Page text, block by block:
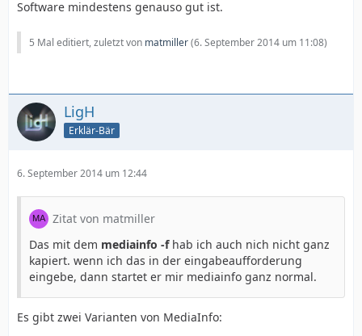
Software mindestens genauso gut ist.
5 Mal editiert, zuletzt von matmiller(6. September 2014 um 11:08)
LigH
Erklär-Bär
6. September 2014 um 12:44
Zitat von matmiller
Das mit dem mediainfo -fhab ich auch nich nicht ganz
kapiert. wenn ich das in der eingabeaufforderung
eingebe, dann startet er mir mediainfo ganz normal.
Es gibt zwei Varianten von MediaInfo: